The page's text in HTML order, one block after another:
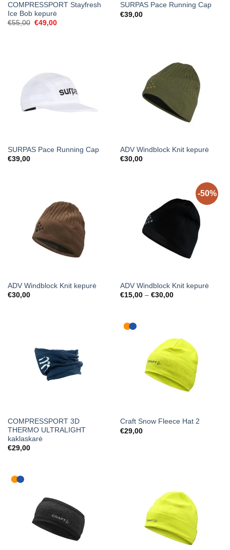
COMPRESSPORT Stayfresh
Ice Bob kepurė
€55,00 Original
€49,00Current
SURPAS Pace Running Cap
€39,00
SURPAS Pace Running Cap
€39,00
ADV Windblock Knit kepurė
€30,00
ADV Windblock Knit kepurė
€30,00
-50%
ADV Windblock Knit kepurė
€15,00 – €30,00Price
COMPRESSPORT 3D
THERMO ULTRALIGHT
kaklaskarė
€29,00
Craft Snow Fleece Hat 2
€29,00